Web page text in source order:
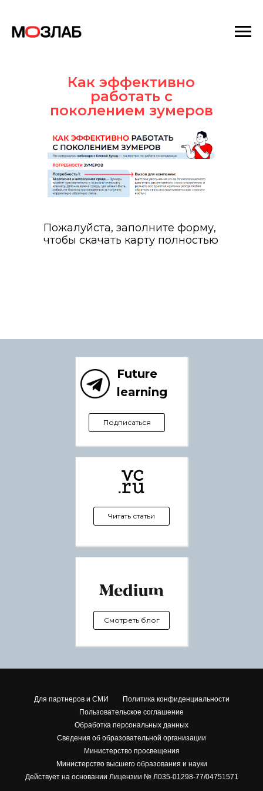
Пожалуйста, заполните форму,
чтобы скачать карту полностью
Как эффективно
работать с
поколением зумеров
Читать статьи
Смотреть блог
Подписаться
Future
learning
Для партнеров и СМИ
Политика конфиденциальности
Пользовательское соглашение
Обработка персональных данных
Сведения об образовательной организации
Министерство просвещения
Министерство высшего образования и науки
Действует на основании Лицензии № Л035-01298-77/04751571